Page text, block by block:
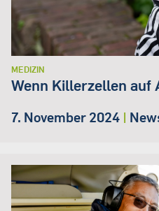
MEDIZIN
Wenn Killerzellen auf
7. November 2024 |